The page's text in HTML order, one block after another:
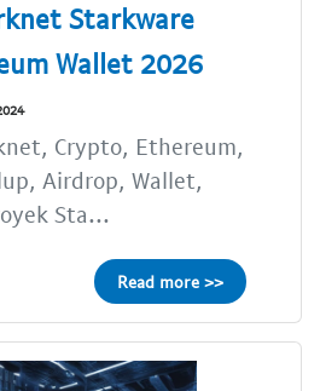
Starkware
Wallet 2026
Crypto, Ethereum,
Airdrop, Wallet,
Sta...
Read more >>